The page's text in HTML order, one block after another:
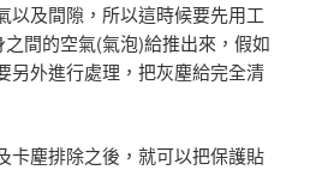
以及間隙，所以這時候要先用工
間的空氣(氣泡)給推出來，假如
另外進行處理，把灰塵給完全清
卡塵排除之後，就可以把保護貼